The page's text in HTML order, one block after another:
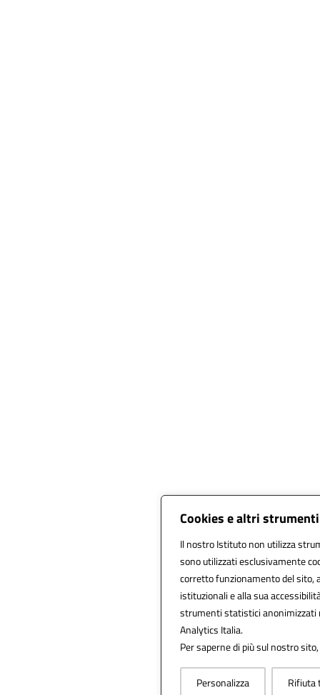
Cookies e altri
Il nostro Istituto non utilizza
sono utilizzati esclusivamente
corretto funzionamento del sito,
istituzionali e alla sua
strumenti statistici anonimizzati
Analytics Italia.
Per saperne di più sul nostro
Personalizza Rifiuta